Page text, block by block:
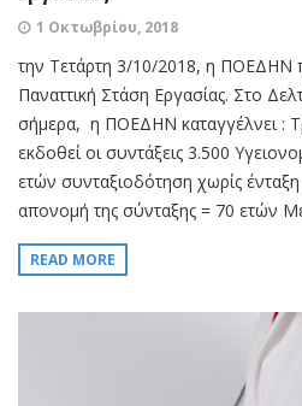
1 Οκτωβρίου, 2018
την Τετάρτη 3/10/2018, η ΠΟΕΔΗΝ
Παναττική Στάση Εργασίας. Στο
σήμερα, η ΠΟΕΔΗΝ καταγγέλνει :
εκδοθεί οι συντάξεις 3.500
ετών συνταξιοδότηση χωρίς
απονομή της σύνταξης = 70 ετών
READ MORE